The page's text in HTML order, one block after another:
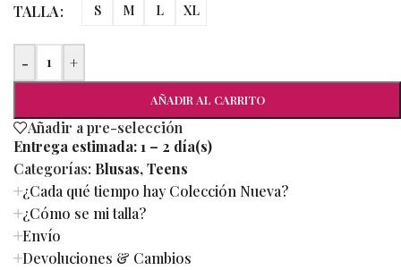
TALLA S M L XL
- +
AÑADIR AL CARRITO
Añadir a pre-selección
Entrega estimada:1 – 2 día(s)
Categorías: Blusas,Teens
¿Cada qué tiempo hay Colección Nueva?
¿Cómo se mi talla?
Envío
Devoluciones & Cambios